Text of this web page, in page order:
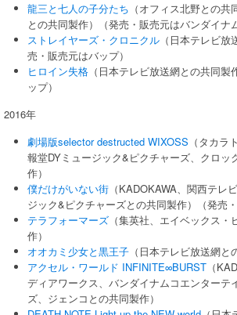
龍三と七人の子分たち （オフィス北野との
との共同製作）（発売・販売元はバンダイナ
ストレイヤーズ・クロニクル （日本テレビ
売・販売元はバップ）
ヒロイン失格 （日本テレビ放送網との共同
ップ）
2016年
劇場版selector destructed WIXOSS （タカ
報堂DYミュージック&ピクチャーズ、クロッ
作）
僕だけがいない街 （KADOKAWA、関西テレ
ジック&ピクチャーズとの共同製作）（発売
テラフォーマーズ （集英社、エイベックス
作）
オオカミ少女と黒王子 （日本テレビ放送網と
アクセル・ワールド INFINITE∞BURST （
ディアワークス、バンダイナムコエンターテ
ズ、ジェンコとの共同製作）